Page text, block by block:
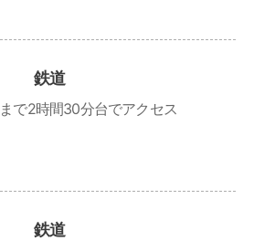
鉄道
で2時間30分台でアクセス
鉄道